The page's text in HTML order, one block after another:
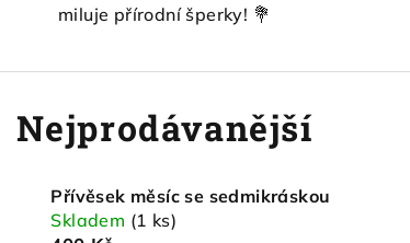
miluje přírodní šperky! 💐
Nejprodávanější
Přívěsek měsíc se sedmikráskou
Skladem (1 ks)